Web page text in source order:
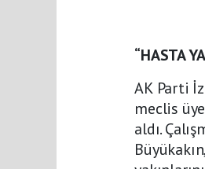
“HASTA
AK Parti
meclis
aldı.